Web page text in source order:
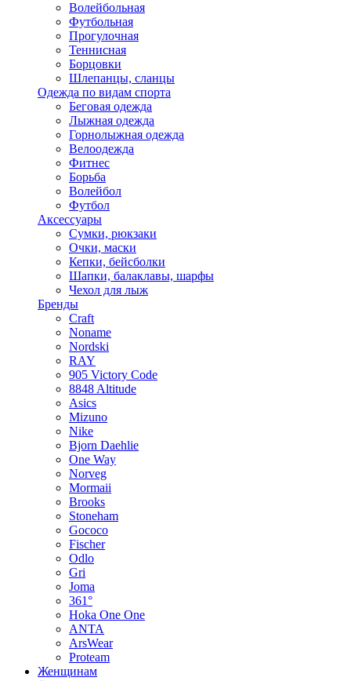
Волейбольная
Футбольная
Прогулочная
Теннисная
Борцовки
Шлепанцы, сланцы
Одежда по видам спорта
Беговая одежда
Лыжная одежда
Горнолыжная одежда
Велоодежда
Фитнес
Борьба
Волейбол
Футбол
Аксессуары
Сумки, рюкзаки
Очки, маски
Кепки, бейсболки
Шапки, балаклавы, шарфы
Чехол для лыж
Бренды
Craft
Noname
Nordski
RAY
905 Victory Code
8848 Altitude
Asics
Mizuno
Nike
Bjorn Daehlie
One Way
Norveg
Mormaii
Brooks
Stoneham
Gococo
Fischer
Odlo
Gri
Joma
361°
Hoka One One
ANTA
ArsWear
Proteam
Женщинам